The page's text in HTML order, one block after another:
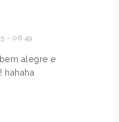
- 06:49
alegre e
hahaha